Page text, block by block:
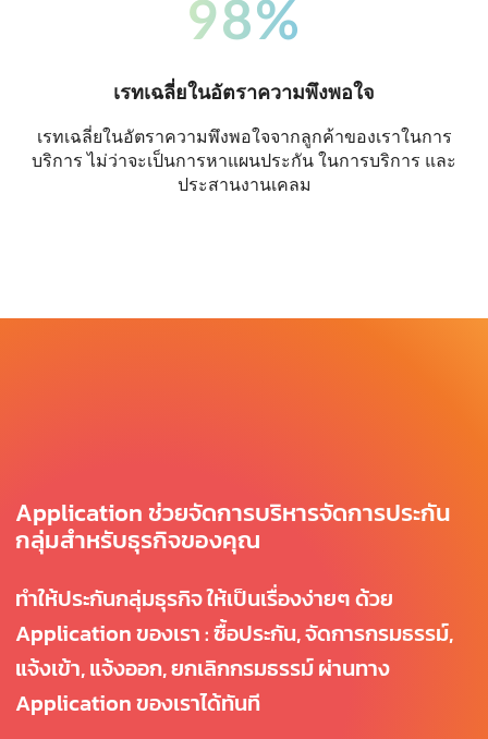
98%
เรทเฉลี่ยในอัตราความพึงพอใจ
เรทเฉลี่ยในอัตราความพึงพอใจจากลูกค้าของเราในการ
บริการ ไม่ว่าจะเป็นการหาแผนประกัน ในการบริการ และ
ประสานงานเคลม
Application ช่วยจัดการบริหารจัดการประกัน
กลุ่มสำหรับธุรกิจของคุณ
ทำให้ประกันกลุ่มธุรกิจ ให้เป็นเรื่องง่ายๆ ด้วย
Application ของเรา : ซื้อประกัน, จัดการกรมธรรม์,
แจ้งเข้า, แจ้งออก, ยกเลิกกรมธรรม์ ผ่านทาง
Application ของเราได้ทันที